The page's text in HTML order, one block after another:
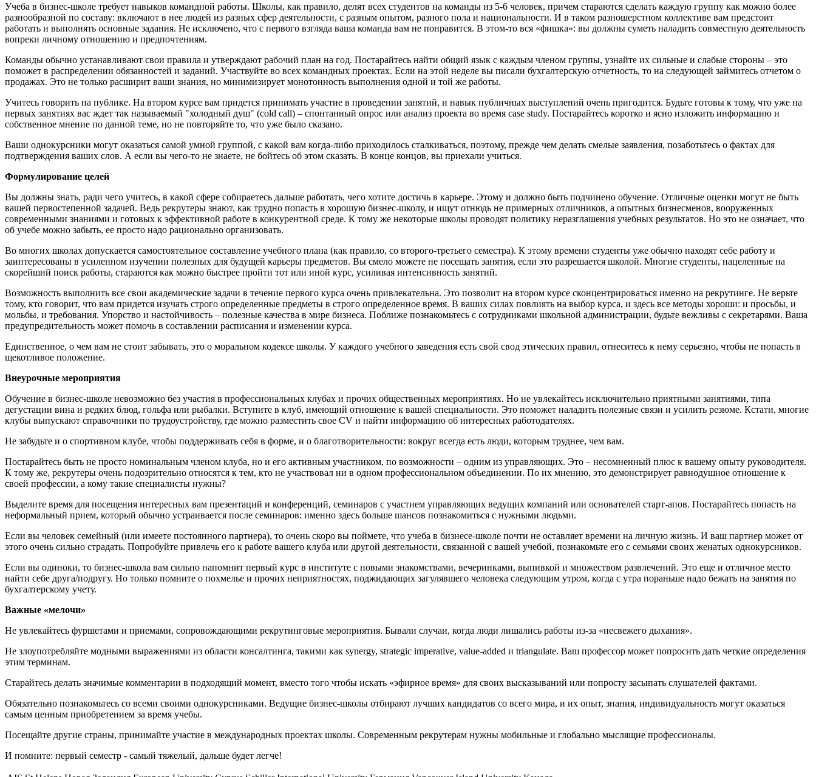
Учеба в бизнес-школе требует навыков командной работы. Школы, как правило, делят всех студентов на команды из 5-6 человек, причем стараются сделать каждую группу как можно более
разнообразной по составу: включают в нее людей из разных сфер деятельности, с разным опытом, разного пола и национальности. И в таком разношерстном коллективе вам предстоит
работать и выполнять основные задания. Не исключено, что с первого взгляда ваша команда вам не понравится. В этом-то вся «фишка»: вы должны суметь наладить совместную деятельность
вопреки личному отношению и предпочтениям.
Команды обычно устанавливают свои правила и утверждают рабочий план на год. Постарайтесь найти общий язык с каждым членом группы, узнайте их сильные и слабые стороны – это
поможет в распределении обязанностей и заданий. Участвуйте во всех командных проектах. Если на этой неделе вы писали бухгалтерскую отчетность, то на следующей займитесь отчетом о
продажах. Это не только расширит ваши знания, но минимизирует монотонность выполнения одной и той же работы.
Учитесь говорить на публике. На втором курсе вам придется принимать участие в проведении занятий, и навык публичных выступлений очень пригодится. Будьте готовы к тому, что уже на
первых занятиях вас ждет так называемый "холодный душ" (cold call) – спонтанный опрос или анализ проекта во время case study. Постарайтесь коротко и ясно изложить информацию и
собственное мнение по данной теме, но не повторяйте то, что уже было сказано.
Ваши однокурсники могут оказаться самой умной группой, с какой вам когда-либо приходилось сталкиваться, поэтому, прежде чем делать смелые заявления, позаботьтесь о фактах для
подтверждения ваших слов. А если вы чего-то не знаете, не бойтесь об этом сказать. В конце концов, вы приехали учиться.
Формулирование целей
Вы должны знать, ради чего учитесь, в какой сфере собираетесь дальше работать, чего хотите достичь в карьере. Этому и должно быть подчинено обучение. Отличные оценки могут не быть
вашей первостепенной задачей. Ведь рекрутеры знают, как трудно попасть в хорошую бизнес-школу, и ищут отнюдь не примерных отличников, а опытных бизнесменов, вооруженных
современными знаниями и готовых к эффективной работе в конкурентной среде. К тому же некоторые школы проводят политику неразглашения учебных результатов. Но это не означает, что
об учебе можно забыть, ее просто надо рационально организовать.
Во многих школах допускается самостоятельное составление учебного плана (как правило, со второго-третьего семестра). К этому времени студенты уже обычно находят себе работу и
заинтересованы в усиленном изучении полезных для будущей карьеры предметов. Вы смело можете не посещать занятия, если это разрешается школой. Многие студенты, нацеленные на
скорейший поиск работы, стараются как можно быстрее пройти тот или иной курс, усиливая интенсивность занятий.
Возможность выполнить все свои академические задачи в течение первого курса очень привлекательна. Это позволит на втором курсе сконцентрироваться именно на рекрутинге. Не верьте
тому, кто говорит, что вам придется изучать строго определенные предметы в строго определенное время. В ваших силах повлиять на выбор курса, и здесь все методы хороши: и просьбы, и
мольбы, и требования. Упорство и настойчивость – полезные качества в мире бизнеса. Поближе познакомьтесь с сотрудниками школьной администрации, будьте вежливы с секретарями. Ваша
предупредительность может помочь в составлении расписания и изменении курса.
Единственное, о чем вам не стоит забывать, это о моральном кодексе школы. У каждого учебного заведения есть свой свод этических правил, отнеситесь к нему серьезно, чтобы не попасть в
щекотливое положение.
Внеурочные мероприятия
Обучение в бизнес-школе невозможно без участия в профессиональных клубах и прочих общественных мероприятиях. Но не увлекайтесь исключительно приятными занятиями, типа
дегустации вина и редких блюд, гольфа или рыбалки. Вступите в клуб, имеющий отношение к вашей специальности. Это поможет наладить полезные связи и усилить резюме. Кстати, многие
клубы выпускают справочники по трудоустройству, где можно разместить свое CV и найти информацию об интересных работодателях.
Не забудьте и о спортивном клубе, чтобы поддерживать себя в форме, и о благотворительности: вокруг всегда есть люди, которым труднее, чем вам.
Постарайтесь быть не просто номинальным членом клуба, но и его активным участником, по возможности – одним из управляющих. Это – несомненный плюс к вашему опыту руководителя.
К тому же, рекрутеры очень подозрительно относятся к тем, кто не участвовал ни в одном профессиональном объединении. По их мнению, это демонстрирует равнодушное отношение к
своей профессии, а кому такие специалисты нужны?
Выделите время для посещения интересных вам презентаций и конференций, семинаров с участием управляющих ведущих компаний или основателей старт-апов. Постарайтесь попасть на
неформальный прием, который обычно устраивается после семинаров: именно здесь больше шансов познакомиться с нужными людьми.
Если вы человек семейный (или имеете постоянного партнера), то очень скоро вы поймете, что учеба в бизнесе-школе почти не оставляет времени на личную жизнь. И ваш партнер может от
этого очень сильно страдать. Попробуйте привлечь его к работе вашего клуба или другой деятельности, связанной с вашей учебой, познакомьте его с семьями своих женатых однокурсников.
Если вы одиноки, то бизнес-школа вам сильно напомнит первый курс в институте с новыми знакомствами, вечеринками, выпивкой и множеством развлечений. Это еще и отличное место
найти себе друга/подругу. Но только помните о похмелье и прочих неприятностях, поджидающих загулявшего человека следующим утром, когда с утра пораньше надо бежать на занятия по
бухгалтерскому учету.
Важные «мелочи»
Не увлекайтесь фуршетами и приемами, сопровождающими рекрутинговые мероприятия. Бывали случаи, когда люди лишались работы из-за «несвежего дыхания».
Не злоупотребляйте модными выражениями из области консалтинга, такими как synergy, strategic imperative, value-added и triangulate. Ваш профессор может попросить дать четкие определения
этим терминам.
Старайтесь делать значимые комментарии в подходящий момент, вместо того чтобы искать «эфирное время» для своих высказываний или попросту засыпать слушателей фактами.
Обязательно познакомьтесь со всеми своими однокурсниками. Ведущие бизнес-школы отбирают лучших кандидатов со всего мира, и их опыт, знания, индивидуальность могут оказаться
самым ценным приобретением за время учебы.
Посещайте другие страны, принимайте участие в международных проектах школы. Современным рекрутерам нужны мобильные и глобально мыслящие профессионалы.
И помните: первый семестр - самый тяжелый, дальше будет легче!